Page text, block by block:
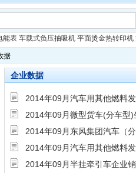
能表 车载式负压抽吸机 平面烫金热转印机
据
企业数据
2014年09月汽车用其他燃料
2014年09月微型货车(分车型)
2014年09月东风集团汽车（
2014年09月汽车用其他燃料
2014年09月半挂牵引车企业